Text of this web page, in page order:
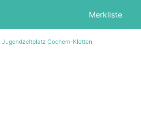
Merkliste
Jugendzeltplatz Cochem-Klotten